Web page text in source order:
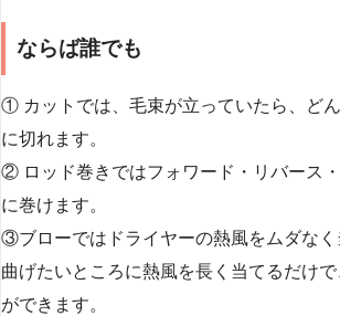
ならば誰でも
① カットでは、毛束が立っていたら、ど
に切れます。
② ロッド巻きではフォワード・リバース
に巻けます。
③ブローではドライヤーの熱風をムダなく
曲げたいところに熱風を長く当てるだけ
ができます。